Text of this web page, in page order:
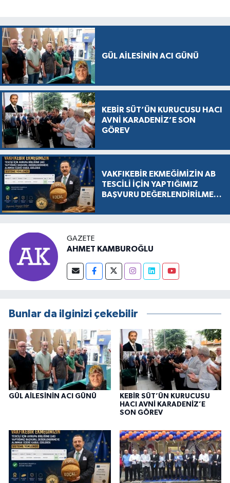
GÜL AİLESİNİN ACI GÜNÜ
KEBİR SÜT’ÜN KURUCUSU HACI
AVNİ KARADENİZ’E SON
GÖREV
VAKFIKEBİR EKMEĞİMİZİN AB
TESCİLİ İÇİN YAPTIĞIMIZ
BAŞVURU DEĞERLENDİRİLMEK
RESMEN BAŞLADI
GAZETE
AHMET KAMBUROĞLU
Bunlar da ilginizi çekebilir
GÜL AİLESİNİN ACI GÜNÜ
KEBİR SÜT’ÜN KURUCUSU
HACI AVNİ KARADENİZ’E
SON GÖREV